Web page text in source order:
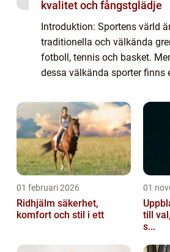
kvalitet och fångstglädje
Introduktion: Sportens värld
traditionella och välkända
fotboll, tennis och basket.
dessa välkända sporter finns
utmaningar på ett helt annat
artik...
01 februari 2026
Ridhjälm säkerhet,
komfort och stil i ett
01
till
s...